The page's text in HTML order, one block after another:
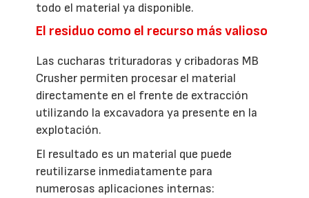
todo el material ya disponible.
El residuo como el recurso más valioso
Las cucharas trituradoras y cribadoras MB
Crusher permiten procesar el material
directamente en el frente de extracción
utilizando la excavadora ya presente en la
explotación.
El resultado es un material que puede
reutilizarse inmediatamente para
numerosas aplicaciones internas: